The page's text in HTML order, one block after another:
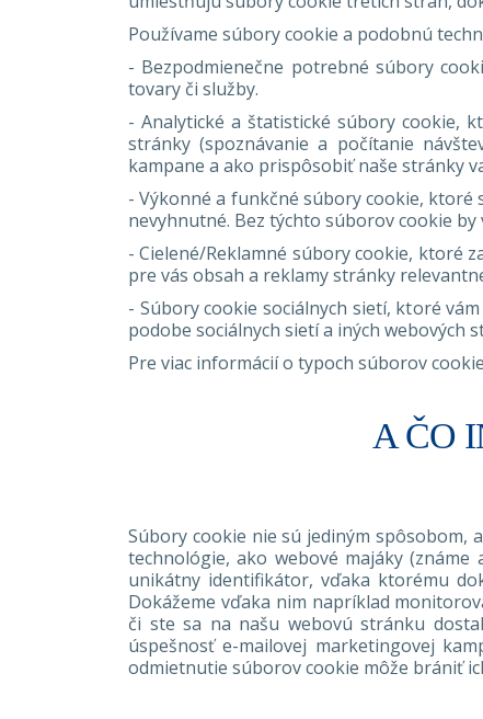
Používame súbory cookie a podobnú
- Bezpodmienečne potrebné súbory
tovary či služby.
- Analytické a štatistické súbory cookie,
stránky (spoznávanie a počítanie
kampane a ako prispôsobiť naše stránky
- Výkonné a funkčné súbory cookie, ktoré
nevyhnutné. Bez týchto súborov cookie
- Cielené/Reklamné súbory cookie, ktoré
pre vás obsah a reklamy stránky
- Súbory cookie sociálnych sietí, ktoré
podobe sociálnych sietí a iných webových
Pre viac informácií o typoch súborov
A ČO
Súbory cookie nie sú jediným spôsobom,
technológie, ako webové majáky (známe
unikátny identifikátor, vďaka ktorému
Dokážeme vďaka nim napríklad
či ste sa na našu webovú stránku
úspešnosť e-mailovej marketingovej
odmietnutie súborov cookie môže brániť